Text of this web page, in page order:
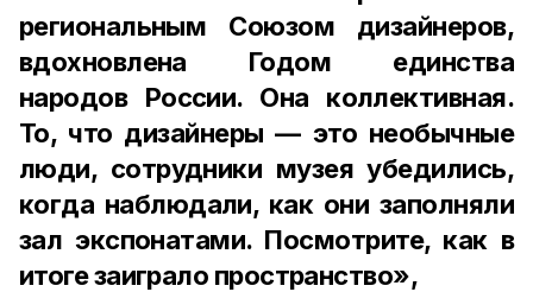
региональным Союзом дизайнеров,
вдохновлена Годом единства
народов России. Она коллективная.
То, что дизайнеры — это необычные
люди, сотрудники музея убедились,
когда наблюдали, как они заполняли
зал экспонатами. Посмотрите, как в
итоге заиграло пространство»,